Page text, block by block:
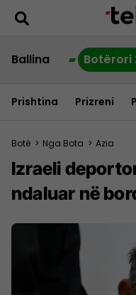
Ballina Botërori
Prishtina Prizreni
Botë > Nga Bota > Azia
Izraeli
ndaluar në